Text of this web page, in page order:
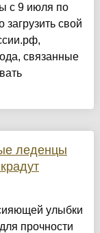
с 9 июля по
свой
связанные
леденцы
улыбки
прочности